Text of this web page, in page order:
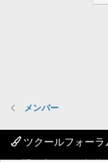
メンバー
ツクールフォーラ